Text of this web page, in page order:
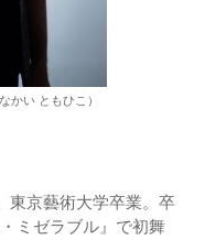
い ともひこ）
東京藝術大学卒業。卒
ミゼラブル』で初舞